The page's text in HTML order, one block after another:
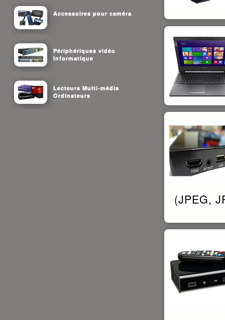
Accessoires pour caméra
Périphériques vidéo
Informatique
Lecteurs Multi-média
Ordinateurs
(JPEG,